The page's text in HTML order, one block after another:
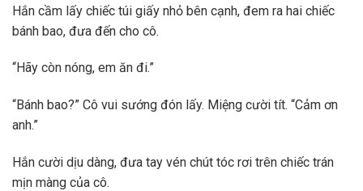
Hắn cầm lấy chiếc túi giấy nhỏ bên cạnh, đem ra hai chiếc
bánh bao, đưa đến cho cô.
“Hãy còn nóng, em ăn đi.”
“Bánh bao?” Cô vui sướng đón lấy. Miệng cười tít. “Cảm ơn
anh.”
Hắn cười dịu dàng, đưa tay vén chút tóc rơi trên chiếc trán
mịn màng của cô.